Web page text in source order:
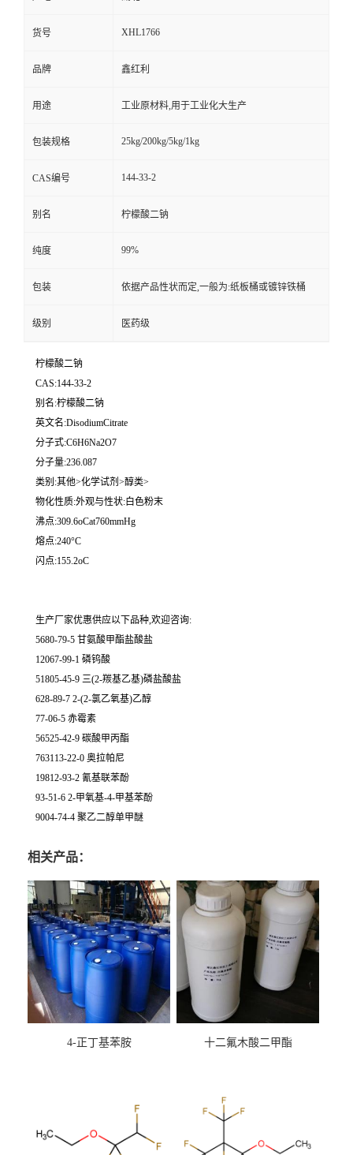
货号 XHL1766
品牌 鑫红利
用途 工业原材料,用于工业化大生产
包装规格 25kg/200kg/5kg/1kg
CAS编号 144-33-2
别名 柠檬酸二钠
纯度 99%
包装 依据产品性状而定,一般为:纸板桶或镀锌铁桶
级别 医药级
柠檬酸二钠
CAS:144-33-2
别名:柠檬酸二钠
英文名:DisodiumCitrate
分子式:C6H6Na2O7
分子量:236.087
类别:其他>化学试剂>醇类>
物化性质:外观与性状:白色粉末
沸点:309.6oCat760mmHg
熔点:240°C
闪点:155.2oC
生产厂家优惠供应以下品种,欢迎咨询:
5680-79-5 甘氨酸甲酯盐酸盐
12067-99-1 磷钨酸
51805-45-9 三(2-羰基乙基)磷盐酸盐
628-89-7 2-(2-氯乙氧基)乙醇
77-06-5 赤霉素
56525-42-9 碳酸甲丙酯
763113-22-0 奥拉帕尼
19812-93-2 氰基联苯酚
93-51-6 2-甲氧基-4-甲基苯酚
9004-74-4 聚乙二醇单甲醚
相关产品：
4-正丁基苯胺 十二氟木酸二甲酯